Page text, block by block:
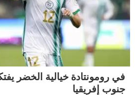
في رومونتادة خيالية الخضر
جنوب إفريقيا